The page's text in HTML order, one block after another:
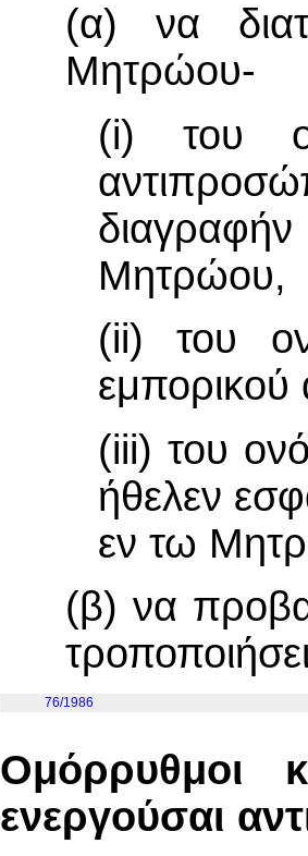
(α) να
Μητρώου-
(i) του
Μητρώου,
(ii) του
(iii) του
ήθελεν
εν τω
(β) να
76/1986
Ομόρρυθμοι
ενεργούσαι